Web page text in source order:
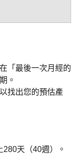
在「最後一次月經的
。
找出您的預估產
天（40週）。